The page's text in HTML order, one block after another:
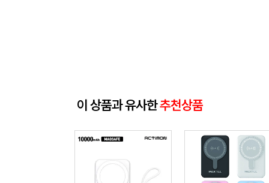
이 상품과 유사한추천상품